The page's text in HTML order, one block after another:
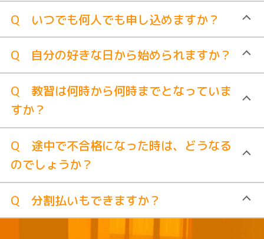
Q いつでも何人でも申し込めますか？
Q 自分の好きな日から始められますか？
Q 教習は何時から何時までとなっていま
すか？
Q 途中で不合格になった時は、どうなる
のでしょうか？
Q 分割払いもできますか？